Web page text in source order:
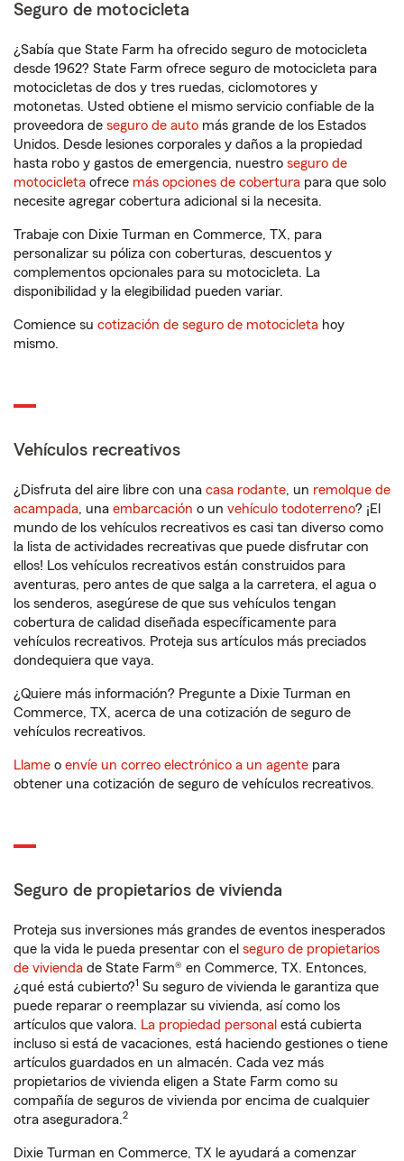
Seguro de motocicleta
¿Sabía que State Farm ha ofrecido seguro de motocicleta
desde 1962? State Farm ofrece seguro de motocicleta para
motocicletas de dos y tres ruedas, ciclomotores y
motonetas. Usted obtiene el mismo servicio confiable de la
proveedora de seguro de auto más grande de los Estados
Unidos. Desde lesiones corporales y daños a la propiedad
hasta robo y gastos de emergencia, nuestro seguro de
motocicleta ofrece más opciones de cobertura para que solo
necesite agregar cobertura adicional si la necesita.
Trabaje con Dixie Turman en Commerce, TX, para
personalizar su póliza con coberturas, descuentos y
complementos opcionales para su motocicleta. La
disponibilidad y la elegibilidad pueden variar.
Comience su cotización de seguro de motocicleta hoy
mismo.
Vehículos recreativos
¿Disfruta del aire libre con una casa rodante, un remolque de
acampada, una embarcación o un vehículo todoterreno? ¡El
mundo de los vehículos recreativos es casi tan diverso como
la lista de actividades recreativas que puede disfrutar con
ellos! Los vehículos recreativos están construidos para
aventuras, pero antes de que salga a la carretera, el agua o
los senderos, asegúrese de que sus vehículos tengan
cobertura de calidad diseñada específicamente para
vehículos recreativos. Proteja sus artículos más preciados
dondequiera que vaya.
¿Quiere más información? Pregunte a Dixie Turman en
Commerce, TX, acerca de una cotización de seguro de
vehículos recreativos.
Llame o envíe un correo electrónico a un agente para
obtener una cotización de seguro de vehículos recreativos.
Seguro de propietarios de vivienda
Proteja sus inversiones más grandes de eventos inesperados
que la vida le pueda presentar con el seguro de propietarios
de vivienda de State Farm® en Commerce, TX. Entonces,
¿qué está cubierto?1 Su seguro de vivienda le garantiza que
puede reparar o reemplazar su vivienda, así como los
artículos que valora. La propiedad personal está cubierta
incluso si está de vacaciones, está haciendo gestiones o tiene
artículos guardados en un almacén. Cada vez más
propietarios de vivienda eligen a State Farm como su
compañía de seguros de vivienda por encima de cualquier
otra aseguradora.2
Dixie Turman en Commerce, TX le ayudará a comenzar